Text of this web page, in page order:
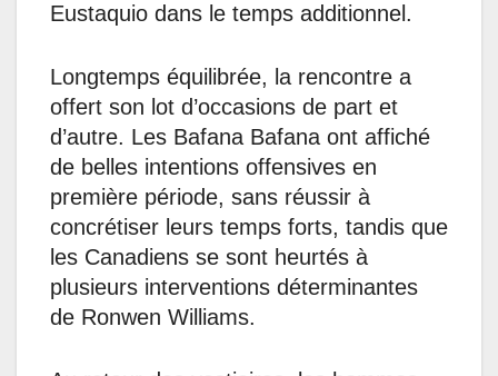
Eustaquio dans le temps additionnel.
Longtemps équilibrée, la rencontre a
offert son lot d’occasions de part et
d’autre. Les Bafana Bafana ont affiché
de belles intentions offensives en
première période, sans réussir à
concrétiser leurs temps forts, tandis que
les Canadiens se sont heurtés à
plusieurs interventions déterminantes
de Ronwen Williams.